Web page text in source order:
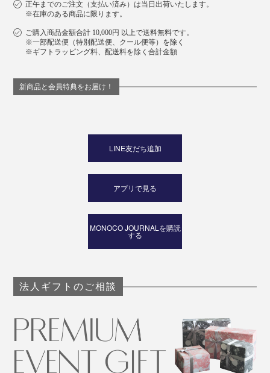
正午までのご注文（支払い済み）は当日出荷いたします。
※在庫のある商品に限ります。
ご購入商品金額合計 10,000円 以上で送料無料です。
※一部配送便（特別配送便、クール便等）を除く
※ギフトラッピング料、配送料を除く合計金額
新商品と会員特典をお届け！
LINE友だち追加
アプリで見る
MONOCO JOURNALを購読
する
法人ギフトのご相談